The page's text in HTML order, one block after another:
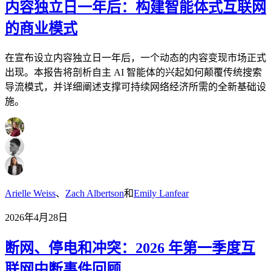
内容独立日一年后：构建智能体式互联网
的商业模式
在宣布设立内容独立日一年后，一个动态的内容变现市场正式
出现。本报告将剖析自主 AI 智能体的兴起如何颠覆传统搜索
导流模式，并详细阐述支撑可持续网络经济所需的全新基础设
施。
Arielle Weiss、 Zach Albertson和Emily Lanfear
2026年4月28日
断网、停电和冲突：2026 年第一季度互